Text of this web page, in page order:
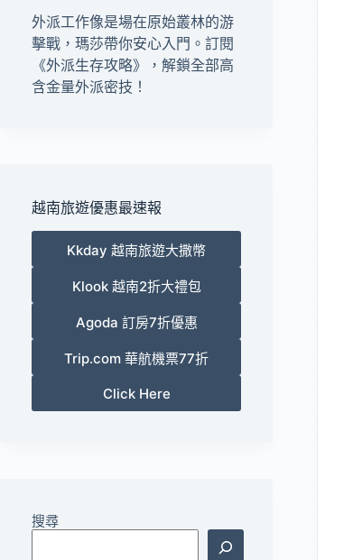
外派工作像是場在原始叢林的游
擊戰，瑪莎帶你安心入門。訂閱
《外派生存攻略》
，解鎖全部高
含金量外派密技！
越南旅遊優惠最速報
Kkday 越南旅遊大撒幣
Klook 越南2折大禮包
Agoda 訂房7折優惠
Trip.com 華航機票77折
Click Here
搜尋